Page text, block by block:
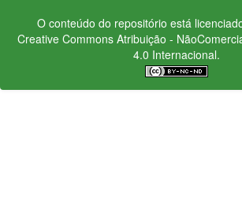
O conteúdo do repositório está
Creative CommonsAtribuição -
4.0 Internacional.